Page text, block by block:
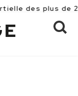
plus de 2500